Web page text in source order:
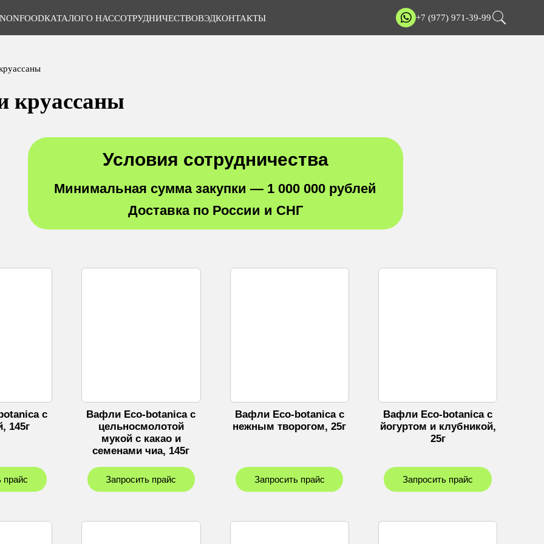
КАТАЛОГО НАССОТРУДНИЧЕСТВОВЭДКОНТАКТЫ +7 (977) 971-39-99
круассаны
Условия сотрудничества
Минимальная сумма закупки — 1 000 000 рублей
Доставка по России и СНГ
с
145г
прайс
Вафли Eco-botanica с
цельносмолотой
мукой с какао и
семенами чиа, 145г
Запросить прайс
Вафли Eco-botanica с
нежным творогом, 25г
Запросить прайс
Вафли Eco-botanica с
йогуртом и клубникой,
25г
Запросить прайс